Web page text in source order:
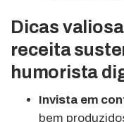
Dicas
receita
humorista
Invista em
bem